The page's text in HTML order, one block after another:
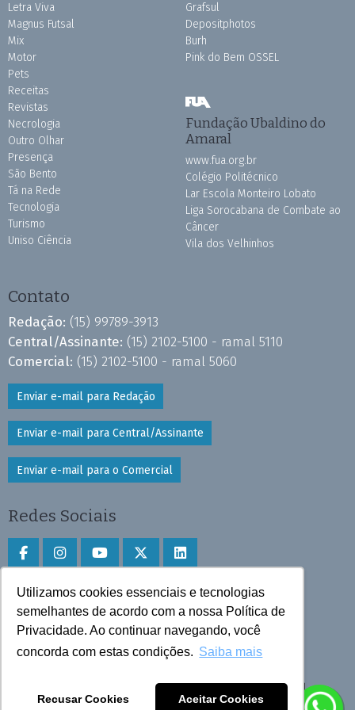
Utilizamos cookies essenciais e tecnologias
semelhantes de acordo com a nossa Política de
Privacidade. Ao continuar navegando, você
concorda com estas condições. Saiba mais
Recusar Cookies Aceitar Cookies
Letra Viva
Magnus Futsal
Mix
Motor
Pets
Receitas
Revistas
Necrologia
Outro Olhar
Presença
São Bento
Tá na Rede
Tecnologia
Turismo
Uniso Ciência
Grafsul
Depositphotos
Burh
Pink do Bem OSSEL
Fundação Ubaldino do
Amaral
www.fua.org.br
Colégio Politécnico
Lar Escola Monteiro Lobato
Liga Sorocabana de Combate ao
Câncer
Vila dos Velhinhos
Contato
Redação: (15) 99789-3913
Central/Assinante: (15) 2102-5100 - ramal 5110
Comercial: (15) 2102-5100 - ramal 5060
Enviar e-mail para Redação
Enviar e-mail para Central/Assinante
Enviar e-mail para o Comercial
Redes Sociais
Faça download do aplicativo
Play Store e App Store
Todos os direitos reservados © 2025 Cruzeiro do Sul